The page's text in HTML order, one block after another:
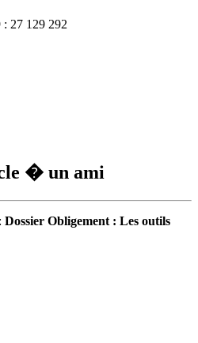
: 27 129 292
� un ami
Dossier Obligement : Les outils